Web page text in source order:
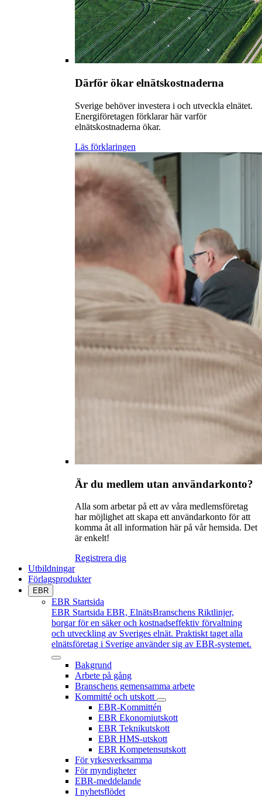
Därför ökar elnätskostnaderna
Sverige behöver investera i och utveckla elnätet.
Energiföretagen förklarar här varför
elnätskostnaderna ökar.
Läs förklaringen
Är du medlem utan användarkonto?
Alla som arbetar på ett av våra medlemsföretag
har möjlighet att skapa ett användarkonto för att
komma åt all information här på vår hemsida. Det
är enkelt!
Registrera dig
Utbildningar
Förlagsprodukter
EBR
EBR Startsida
EBR Startsida EBR, ElnätsBranschens Riktlinjer,
borgar för en säker och kostnadseffektiv förvaltning
och utveckling av Sveriges elnät. Praktiskt taget alla
elnätsföretag i Sverige använder sig av EBR-systemet.
Bakgrund
Arbete på gång
Branschens gemensamma arbete
Kommitté och utskott
EBR-Kommittén
EBR Ekonomiutskott
EBR Teknikutskott
EBR HMS-utskott
EBR Kompetensutskott
För yrkesverksamma
För myndigheter
EBR-meddelande
I nyhetsflödet